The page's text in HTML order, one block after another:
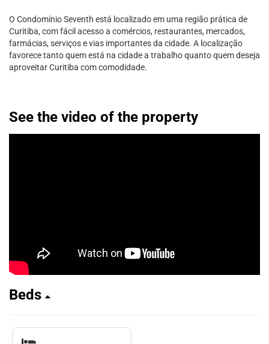
O Condomínio Seventh está localizado em uma região prática de
Curitiba, com fácil acesso a comércios, restaurantes, mercados,
farmácias, serviços e vias importantes da cidade. A localização
favorece tanto quem está na cidade a trabalho quanto quem deseja
aproveitar Curitiba com comodidade.
See the video of the property
Beds